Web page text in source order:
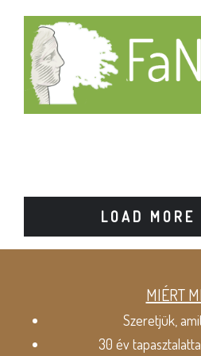
LOAD MORE
MIÉRT
Szeretjük,
30 év